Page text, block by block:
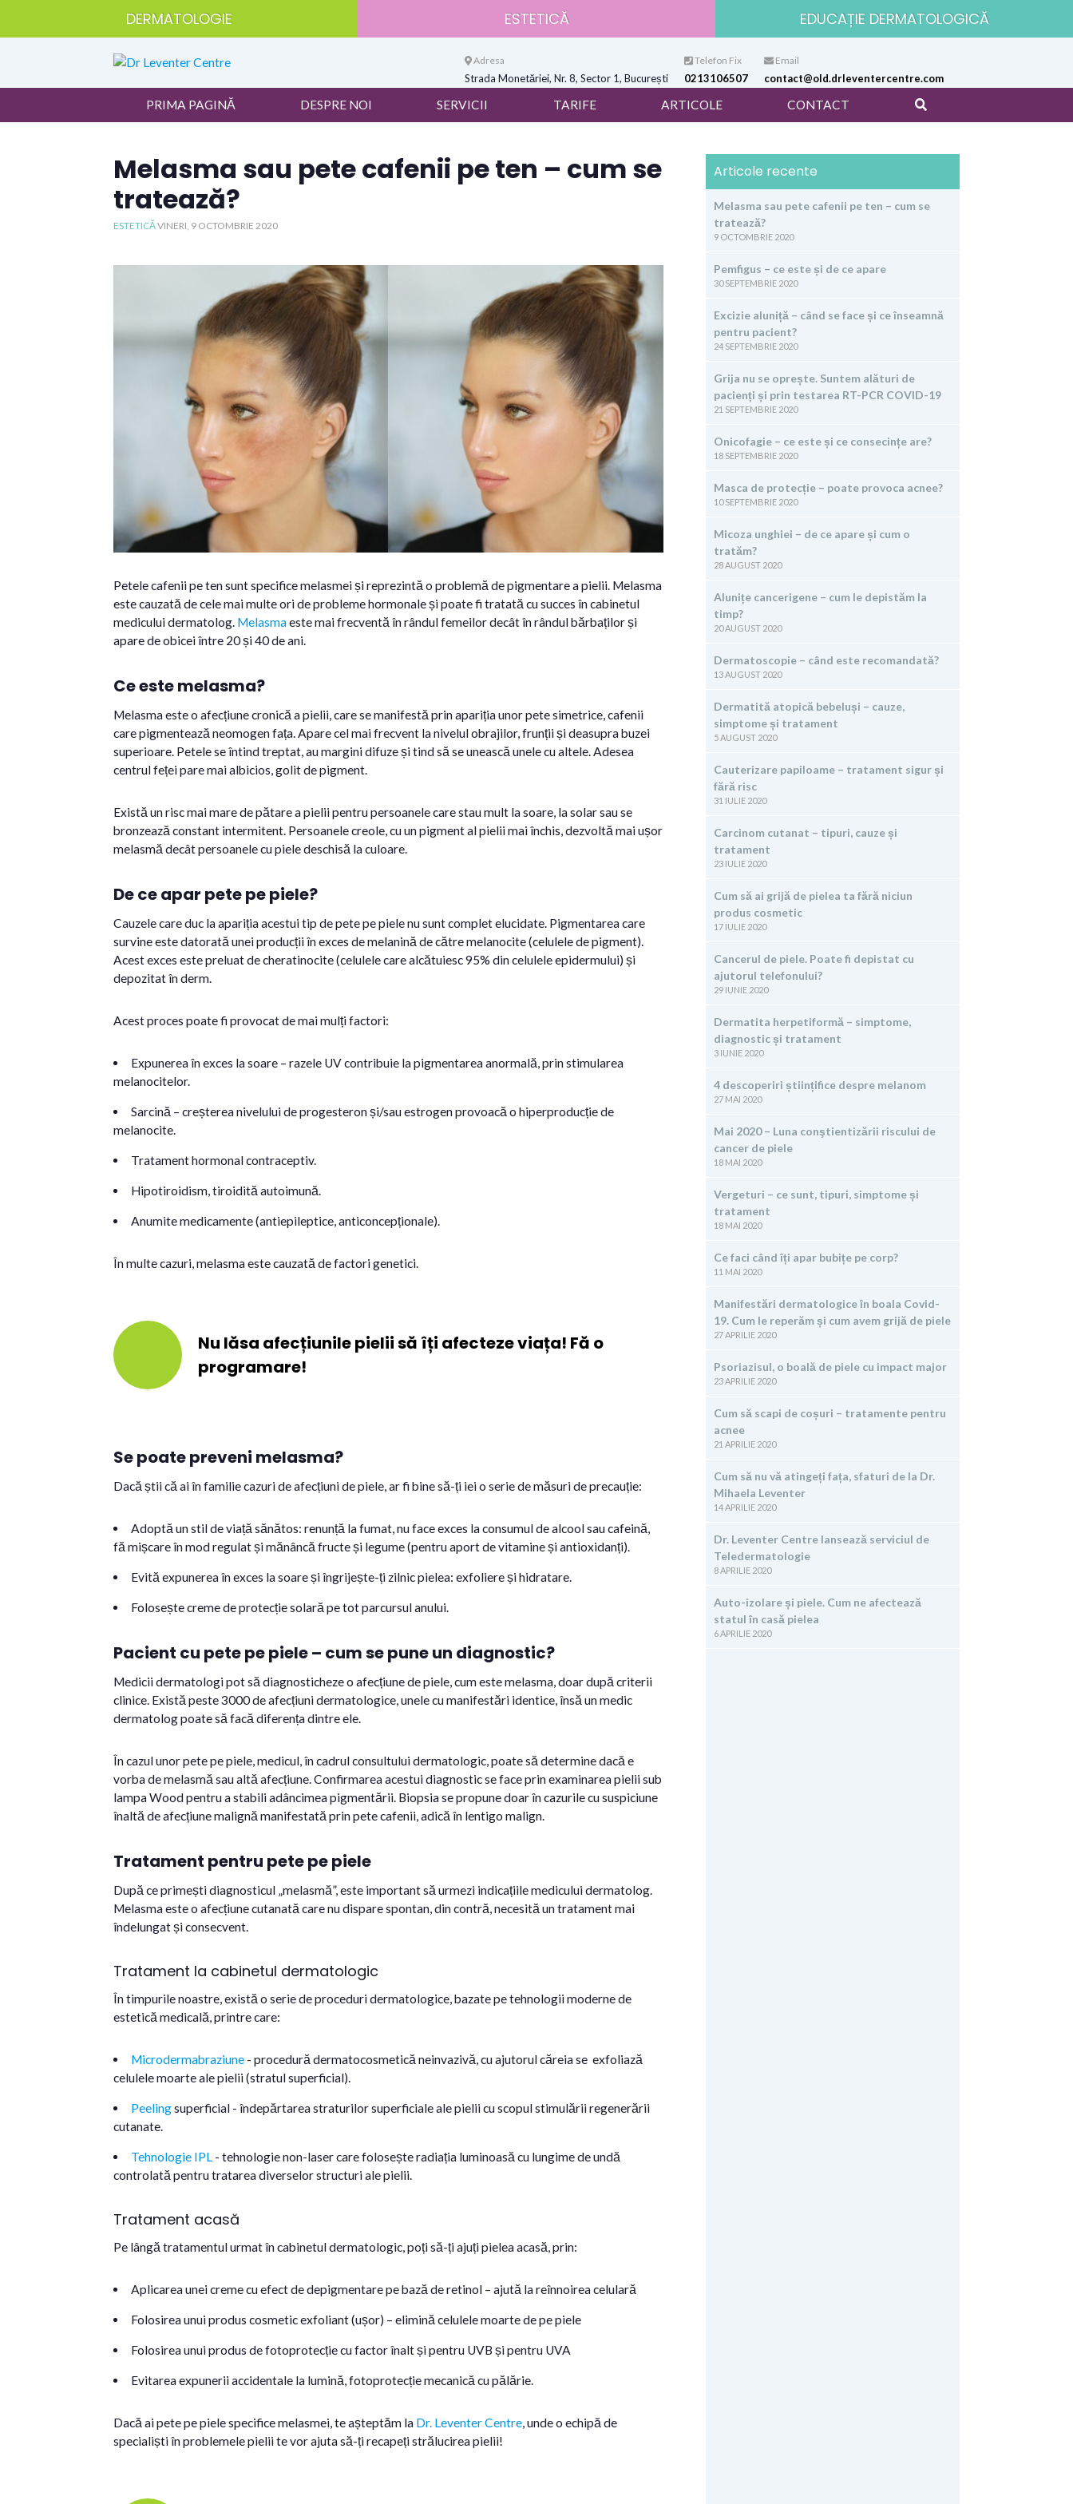
DERMATOLOGIE ESTETICĂ EDUCAȚIE DERMATOLOGICĂ
Adresa
Strada Monetăriei, Nr. 8, Sector 1, București
Telefon Fix
0213106507
Email
contact@old.drleventercentre.com
PRIMA PAGINĂ DESPRE NOI SERVICII TARIFE ARTICOLE CONTACT
Melasma sau pete cafenii pe ten – cum se
tratează?
ESTETICĂVINERI, 9 OCTOMBRIE 2020
Petele cafenii pe ten sunt specifice melasmei și reprezintă o problemă de pigmentare a pielii. Melasma
este cauzată de cele mai multe ori de probleme hormonale și poate fi tratată cu succes în cabinetul
medicului dermatolog. Melasmaeste mai frecventă în rândul femeilor decât în rândul bărbaților și
apare de obicei între 20 și 40 de ani.
Ce este melasma?
Melasma este o afecțiune cronică a pielii, care se manifestă prin apariția unor pete simetrice, cafenii
care pigmentează neomogen fața. Apare cel mai frecvent la nivelul obrajilor, frunții și deasupra buzei
superioare. Petele se întind treptat, au margini difuze și tind să se unească unele cu altele. Adesea
centrul feței pare mai albicios, golit de pigment.
Există un risc mai mare de pătare a pielii pentru persoanele care stau mult la soare, la solar sau se
bronzează constant intermitent. Persoanele creole, cu un pigment al pielii mai închis, dezvoltă mai ușor
melasmă decât persoanele cu piele deschisă la culoare.
De ce apar pete pe piele?
Cauzele care duc la apariția acestui tip de pete pe piele nu sunt complet elucidate. Pigmentarea care
survine este datorată unei producții în exces de melanină de către melanocite (celulele de pigment).
Acest exces este preluat de cheratinocite (celulele care alcătuiesc 95% din celulele epidermului) și
depozitat în derm.
Acest proces poate fi provocat de mai mulți factori:
Expunerea în exces la soare – razele UV contribuie la pigmentarea anormală, prin stimularea
melanocitelor.
Sarcină – creșterea nivelului de progesteron și/sau estrogen provoacă o hiperproducție de
melanocite.
Tratament hormonal contraceptiv.
Hipotiroidism, tiroidită autoimună.
Anumite medicamente (antiepileptice, anticoncepționale).
În multe cazuri, melasma este cauzată de factori genetici.
Nu lăsa afecțiunile pielii să îți afecteze viața! Fă o
programare!
Se poate preveni melasma?
Dacă știi că ai în familie cazuri de afecțiuni de piele, ar fi bine să-ți iei o serie de măsuri de precauție:
Adoptă un stil de viață sănătos: renunță la fumat, nu face exces la consumul de alcool sau cafeină,
fă mișcare în mod regulat și mănâncă fructe și legume (pentru aport de vitamine și antioxidanți).
Evită expunerea în exces la soare și îngrijește-ți zilnic pielea: exfoliere și hidratare.
Folosește creme de protecție solară pe tot parcursul anului.
Pacient cu pete pe piele – cum se pune un diagnostic?
Medicii dermatologi pot să diagnosticheze o afecțiune de piele, cum este melasma, doar după criterii
clinice. Există peste 3000 de afecțiuni dermatologice, unele cu manifestări identice, însă un medic
dermatolog poate să facă diferența dintre ele.
În cazul unor pete pe piele, medicul, în cadrul consultului dermatologic, poate să determine dacă e
vorba de melasmă sau altă afecțiune. Confirmarea acestui diagnostic se face prin examinarea pielii sub
lampa Wood pentru a stabili adâncimea pigmentării. Biopsia se propune doar în cazurile cu suspiciune
înaltă de afecțiune malignă manifestată prin pete cafenii, adică în lentigo malign.
Tratament pentru pete pe piele
După ce primești diagnosticul „melasmă”, este important să urmezi indicațiile medicului dermatolog.
Melasma este o afecțiune cutanată care nu dispare spontan, din contră, necesită un tratament mai
îndelungat și consecvent.
Tratament la cabinetul dermatologic
În timpurile noastre, există o serie de proceduri dermatologice, bazate pe tehnologii moderne de
estetică medicală, printre care:
Microdermabraziune- procedură dermatocosmetică neinvazivă, cu ajutorul căreia se exfoliază
celulele moarte ale pielii (stratul superficial).
Peelingsuperficial - îndepărtarea straturilor superficiale ale pielii cu scopul stimulării regenerării
cutanate.
Tehnologie IPL- tehnologie non-laser care folosește radiația luminoasă cu lungime de undă
controlată pentru tratarea diverselor structuri ale pielii.
Tratament acasă
Pe lângă tratamentul urmat în cabinetul dermatologic, poți să-ți ajuți pielea acasă, prin:
Aplicarea unei creme cu efect de depigmentare pe bază de retinol – ajută la reînnoirea celulară
Folosirea unui produs cosmetic exfoliant (ușor) – elimină celulele moarte de pe piele
Folosirea unui produs de fotoprotecție cu factor înalt și pentru UVB și pentru UVA
Evitarea expunerii accidentale la lumină, fotoprotecție mecanică cu pălărie.
Dacă ai pete pe piele specifice melasmei, te așteptăm la Dr. Leventer Centre, unde o echipă de
specialiști în problemele pielii te vor ajuta să-ți recapeți strălucirea pielii!
Articole recente
Melasma sau pete cafenii pe ten – cum se
tratează?
9 OCTOMBRIE 2020
Pemfigus – ce este și de ce apare
30 SEPTEMBRIE 2020
Excizie aluniță – când se face și ce înseamnă
pentru pacient?
24 SEPTEMBRIE 2020
Grija nu se oprește. Suntem alături de
pacienți și prin testarea RT-PCR COVID-19
21 SEPTEMBRIE 2020
Onicofagie – ce este și ce consecințe are?
18 SEPTEMBRIE 2020
Masca de protecție – poate provoca acnee?
10 SEPTEMBRIE 2020
Micoza unghiei – de ce apare și cum o
tratăm?
28 AUGUST 2020
Alunițe cancerigene – cum le depistăm la
timp?
20 AUGUST 2020
Dermatoscopie – când este recomandată?
13 AUGUST 2020
Dermatită atopică bebeluși – cauze,
simptome și tratament
5 AUGUST 2020
Cauterizare papiloame – tratament sigur și
fără risc
31 IULIE 2020
Carcinom cutanat – tipuri, cauze și
tratament
23 IULIE 2020
Cum să ai grijă de pielea ta fără niciun
produs cosmetic
17 IULIE 2020
Cancerul de piele. Poate fi depistat cu
ajutorul telefonului?
29 IUNIE 2020
Dermatita herpetiformă – simptome,
diagnostic și tratament
3 IUNIE 2020
4 descoperiri științifice despre melanom
27 MAI 2020
Mai 2020 – Luna conştientizării riscului de
cancer de piele
18 MAI 2020
Vergeturi – ce sunt, tipuri, simptome și
tratament
18 MAI 2020
Ce faci când îți apar bubițe pe corp?
11 MAI 2020
Manifestări dermatologice în boala Covid-
19. Cum le reperăm și cum avem grijă de piele
27 APRILIE 2020
Psoriazisul, o boală de piele cu impact major
23 APRILIE 2020
Cum să scapi de coșuri – tratamente pentru
acnee
21 APRILIE 2020
Cum să nu vă atingeți fața, sfaturi de la Dr.
Mihaela Leventer
14 APRILIE 2020
Dr. Leventer Centre lansează serviciul de
Teledermatologie
8 APRILIE 2020
Auto-izolare și piele. Cum ne afectează
statul în casă pielea
6 APRILIE 2020